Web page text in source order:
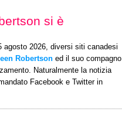
si è
agosto 2026, diversi siti canadesi
Robertson ed il suo compagno
Naturalmente la notizia
Facebook e Twitter in